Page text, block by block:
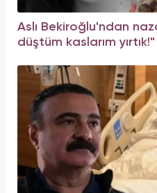
Aslı Bekiroğlu'ndan
düştüm kaslarım yırtık!"